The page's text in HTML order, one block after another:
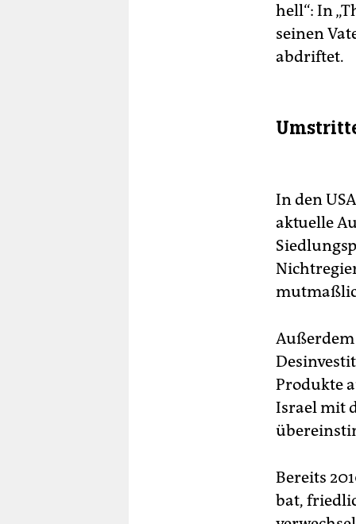
hell“: In
seinen
abdriftet.
In den
aktuelle
Produkte
Israel mit
Bereits
bat,